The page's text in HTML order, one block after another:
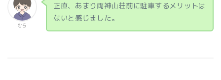
むら
正直、あまり両神山荘前に駐車するメリットは
ないと感じました。